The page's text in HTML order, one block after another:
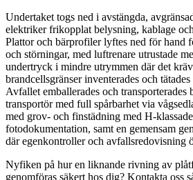
Undertaket togs ned i avstängda,
elektriker frikopplat belysning, kablage
Plattor och bärprofiler lyftes ned för hand
och störningar, med luftrenare utrustade
undertryck i mindre utrymmen där det
brandcellsgränser inventerades och
Avfallet emballerades och transporterades
transportör med full spårbarhet via
med grov- och finstädning med H-
fotodokumentation, samt en gemensam
där egenkontroller och avfallsredovisning
Nyfiken på hur en liknande rivning av
genomföras säkert hos dig? Kontakta oss